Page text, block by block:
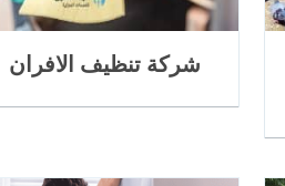
شركة تنظيف الافران